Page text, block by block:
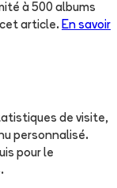
à 500 albums
cet article. En savoir
de visite,
personnalisé.
pour le